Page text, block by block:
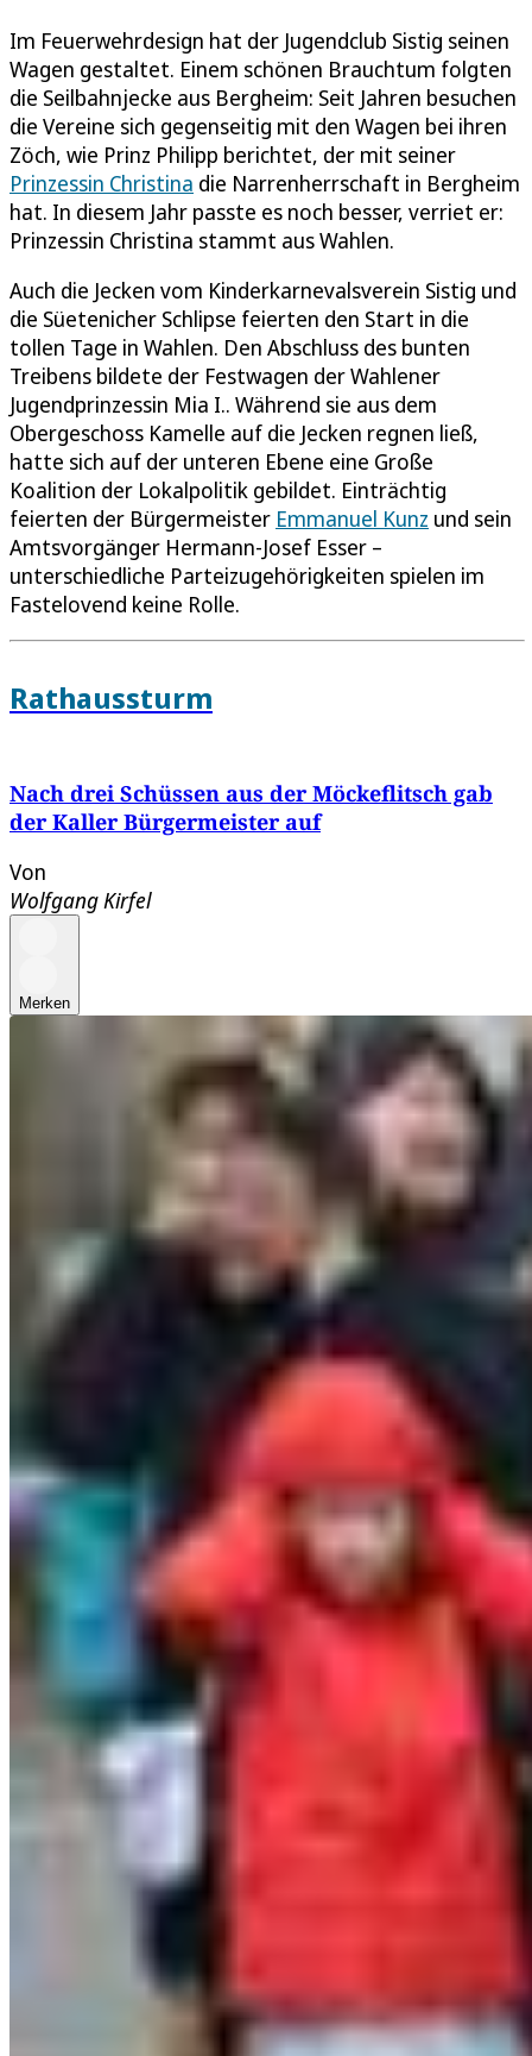
Im Feuerwehrdesign hat der Jugendclub Sistig seinen
Wagen gestaltet. Einem schönen Brauchtum folgten
die Seilbahnjecke aus Bergheim: Seit Jahren besuchen
die Vereine sich gegenseitig mit den Wagen bei ihren
Zöch, wie Prinz Philipp berichtet, der mit seiner
Prinzessin Christina die Narrenherrschaft in Bergheim
hat. In diesem Jahr passte es noch besser, verriet er:
Prinzessin Christina stammt aus Wahlen.
Auch die Jecken vom Kinderkarnevalsverein Sistig und
die Süetenicher Schlipse feierten den Start in die
tollen Tage in Wahlen. Den Abschluss des bunten
Treibens bildete der Festwagen der Wahlener
Jugendprinzessin Mia I.. Während sie aus dem
Obergeschoss Kamelle auf die Jecken regnen ließ,
hatte sich auf der unteren Ebene eine Große
Koalition der Lokalpolitik gebildet. Einträchtig
feierten der Bürgermeister Emmanuel Kunz und sein
Amtsvorgänger Hermann-Josef Esser –
unterschiedliche Parteizugehörigkeiten spielen im
Fastelovend keine Rolle.
Rathaussturm
Nach drei Schüssen aus der Möckeflitsch gab
der Kaller Bürgermeister auf
Von
Wolfgang Kirfel
Merken